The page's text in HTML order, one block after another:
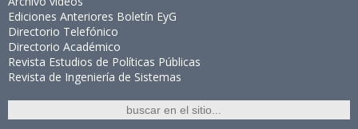
Ediciones Anteriores Boletín EyG
Directorio Telefónico
Directorio Académico
Revista Estudios de Políticas Públicas
Revista de Ingeniería de Sistemas